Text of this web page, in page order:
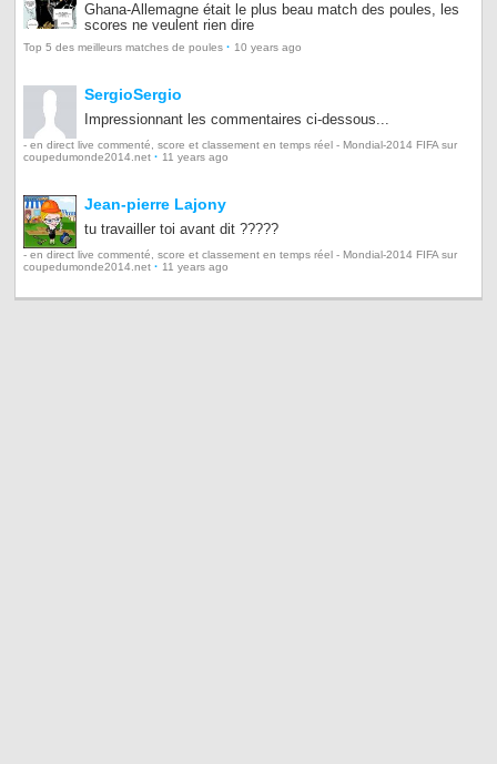
Ghana-Allemagne était le plus beau match des poules, les
scores ne veulent rien dire
Top 5 des meilleurs matches de poules · 10 years ago
SergioSergio
Impressionnant les commentaires ci-dessous...
- en direct live commenté, score et classement en temps réel - Mondial-2014 FIFA sur
coupedumonde2014.net · 11 years ago
Jean-pierre Lajony
tu travailler toi avant dit ?????
- en direct live commenté, score et classement en temps réel - Mondial-2014 FIFA sur
coupedumonde2014.net · 11 years ago